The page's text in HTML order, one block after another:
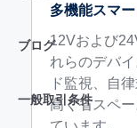
多機能スマ
12Vおよび
れらのデバ
ド監視、自
高く省スペ
ブログ
一般取引条件